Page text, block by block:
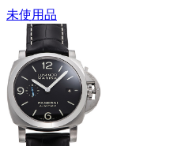
未使用品